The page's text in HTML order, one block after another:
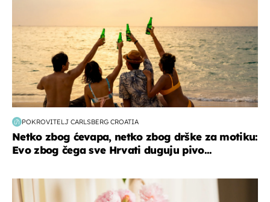
POKROVITELJ CARLSBERG CROATIA
Netko zbog ćevapa, netko zbog drške za motiku:
Evo zbog čega sve Hrvati duguju pivo...
moda & ljepota